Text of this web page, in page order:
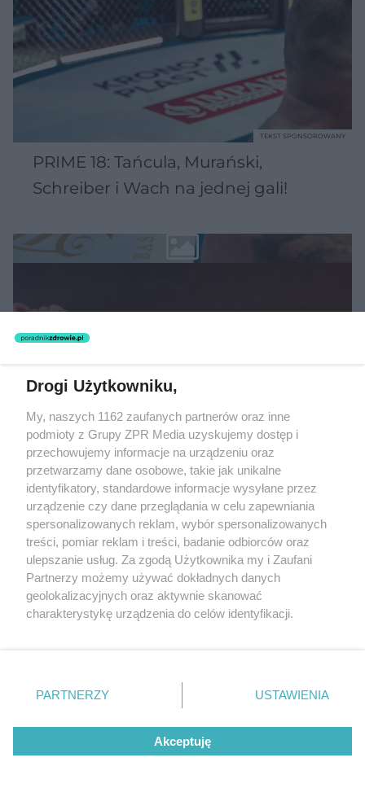
PRIME 18: Tańcula, Murański,
Schreiber i Wach na jednej gali!
TEKST SPONSOROWANY
MUZYKA
"ESKA Hity na Czasie" – playlista,
która rozkręci każdą chwilę
Drogi Użytkowniku,
My, naszych 1162 zaufanych partnerów oraz inne
podmioty z Grupy ZPR Media uzyskujemy dostęp i
przechowujemy informacje na urządzeniu oraz
przetwarzamy dane osobowe, takie jak unikalne
identyfikatory, standardowe informacje wysyłane przez
urządzenie czy dane przeglądania w celu zapewniania
spersonalizowanych reklam, wybór spersonalizowanych
treści, pomiar reklam i treści, badanie odbiorców oraz
ulepszanie usług. Za zgodą Użytkownika my i Zaufani
Partnerzy możemy używać dokładnych danych
geolokalizacyjnych oraz aktywnie skanować
charakterystykę urządzenia do celów identyfikacji.
zmienić/wycofać klikając przycisk ustawień prywatności
znajdujący się w lewym dolnym rogu strony
rodzaje przetwarzania danych nie wymagają zgody
użytkownika, ale masz prawo sprzeciwić się takiemu
przetwarzaniu. Preferencje będą miały zastosowanie tylko
PARTNERZY USTAWIENIA
Akceptuję